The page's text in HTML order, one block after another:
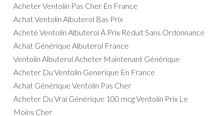
Acheter Ventolin Pas Cher En France
Achat Ventolin Albuterol Bas Prix
Acheté Ventolin Albuterol À Prix Réduit Sans Ordonnance
Achat Générique Albuterol France
Ventolin Albuterol Acheter Maintenant Générique
Acheter Du Ventolin Generique En France
Achat Générique Ventolin Pas Cher
Acheter Du Vrai Générique 100 mcg Ventolin Prix Le
Moins Cher